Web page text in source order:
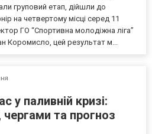
груповий етап, дійшли до
на четвертому місці серед 11
ГО “Спортивна молодіжна ліга”
Коромисло, цей результат м...
у паливній кризі:
чергами та прогноз